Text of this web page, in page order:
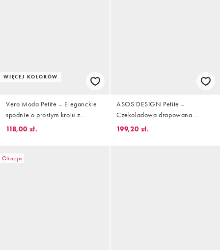
WIĘCEJ KOLORÓW
Vero Moda Petite – Eleganckie
spodnie o prostym kroju z
kantami z przodu w
118,00 zł.
ASOS DESIGN Petite –
Czekoladowa drapowana
sukienka midi na jedno ramię
199,20 zł.
Okazja